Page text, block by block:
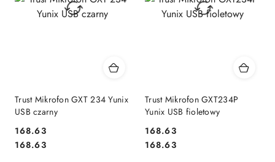
Trust Mikrofon GXT 234 Yunix
USB czarny
Cena:
168.63
Cena:
168.63
Trust Mikrofon GXT234P
Yunix USB fioletowy
Cena:
168.63
Cena:
168.63